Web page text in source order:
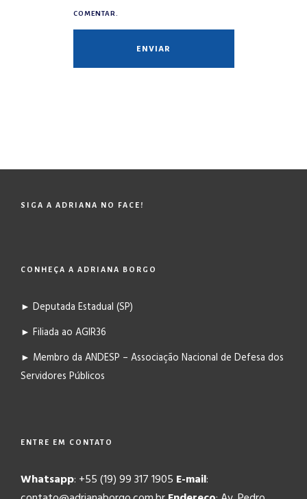
COMENTAR.
SIGA A ADRIANA NO FACE!
CONHEÇA A ADRIANA BORGO
► Deputada Estadual (SP)
► Filiada ao AGIR36
► Membro da ANDESP – Associação Nacional de Defesa dos
Servidores Públicos
ENTRE EM CONTATO
Whatsapp: +55 (19) 99 317 1905 E-mail: